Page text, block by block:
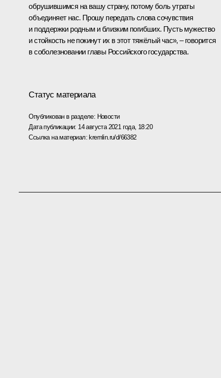
обрушившимся на вашу страну, потому боль утраты
объединяет нас. Прошу передать слова сочувствия
и поддержки родным и близким погибших. Пусть мужество
и стойкость не покинут их в этот тяжёлый час», – говорится
в соболезновании главы Российского государства.
Статус материала
Опубликован в разделе: Новости
Дата публикации: 14 августа 2021 года, 18:20
Ссылка на материал: kremlin.ru/d/66382